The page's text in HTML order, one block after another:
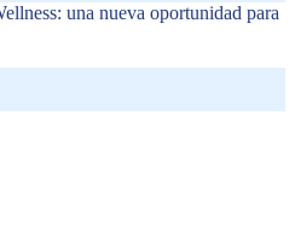
una nueva oportunidad para